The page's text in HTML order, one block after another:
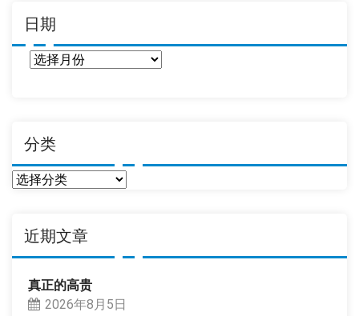
日期
分类
分
近期文章
真正的高贵
2026年8月5日